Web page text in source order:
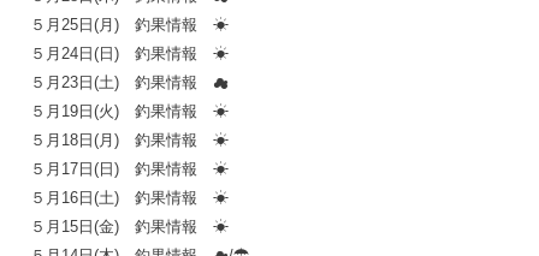
５月25日(月) 釣果情報 ☀
５月24日(日) 釣果情報 ☀
５月23日(土) 釣果情報 ☁
５月19日(火) 釣果情報 ☀
５月18日(月) 釣果情報 ☀
５月17日(日) 釣果情報 ☀
５月16日(土) 釣果情報 ☀
５月15日(金) 釣果情報 ☀